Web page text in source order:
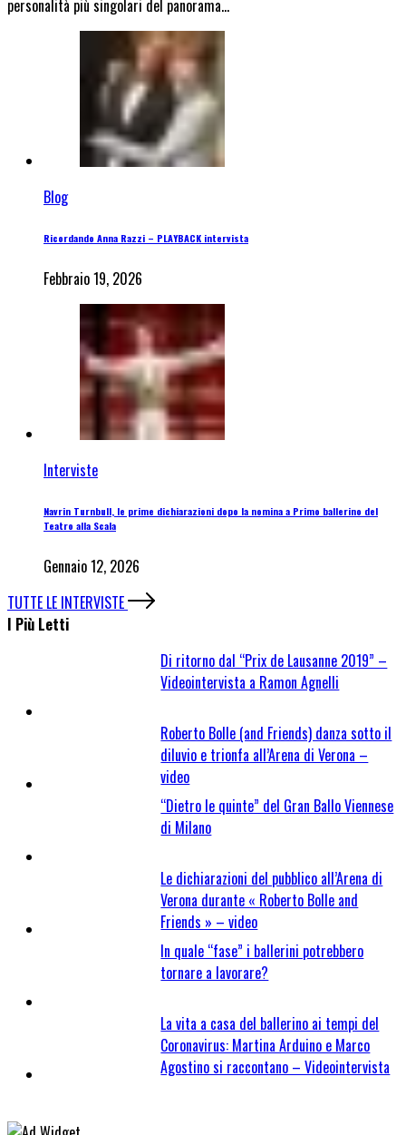
personalità più singolari del panorama…
Blog
Ricordando Anna Razzi – PLAYBACK intervista
Febbraio 19, 2026
Interviste
Navrin Turnbull, le prime dichiarazioni dopo la nomina a Primo ballerino del
Teatro alla Scala
Gennaio 12, 2026
TUTTE LE INTERVISTE
I Più Letti
Di ritorno dal “Prix de Lausanne 2019” –
Videointervista a Ramon Agnelli
Roberto Bolle (and Friends) danza sotto il
diluvio e trionfa all’Arena di Verona –
video
“Dietro le quinte” del Gran Ballo Viennese
di Milano
Le dichiarazioni del pubblico all’Arena di
Verona durante « Roberto Bolle and
Friends » – video
In quale “fase” i ballerini potrebbero
tornare a lavorare?
La vita a casa del ballerino ai tempi del
Coronavirus: Martina Arduino e Marco
Agostino si raccontano – Videointervista